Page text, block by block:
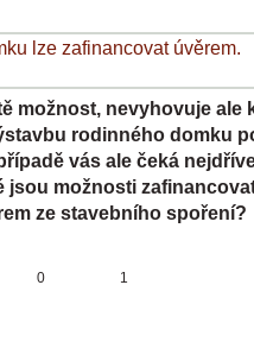
možnost, nevyhovuje ale
rodinného domku
vás ale čeká
jsou možnosti
ze stavebního spoření?
1
0